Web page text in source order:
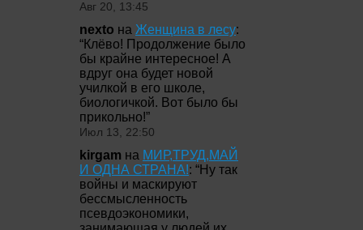
Авг 20, 13:45
nexto на Женщина в лесу:
“Клёво! Продолжение было
бы крайне интересное! А
вдруг она будет новой
училкой в его школе,
биологичкой. Вот было бы
прикольно!”
Июл 13, 22:50
kirgam на МИР,ТРУД,МАЙ
И ОДНА СТРАНА!: “Ну так
войны и маскируют
бессмысленность
псевдоэкономики,